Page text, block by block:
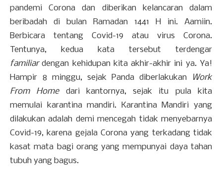
pandemi Corona dan diberikan kelancaran dalam
beribadah di bulan Ramadan 1441 H ini. Aamiin.
Berbicara tentang Covid-19 atau virus Corona.
Tentunya, kedua kata tersebut terdengar
familiardengan kehidupan kita akhir-akhir ini ya. Ya!
Hampir 8 minggu, sejak Panda diberlakukan
Work
From Home dari kantornya, sejak itu pula kita
memulai karantina mandiri. Karantina Mandiri yang
dilakukan adalah demi mencegah tidak menyebarnya
Covid-19, karena gejala Corona yang terkadang tidak
kasat mata bagi orang yang mempunyai daya tahan
tubuh yang bagus.